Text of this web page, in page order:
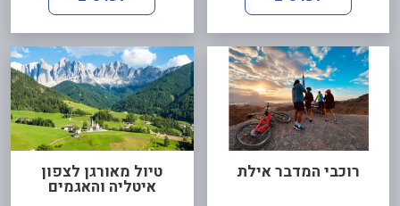
רוכבי המדבר אילת טיול מאורגן לצפון
איטליה והאגמים